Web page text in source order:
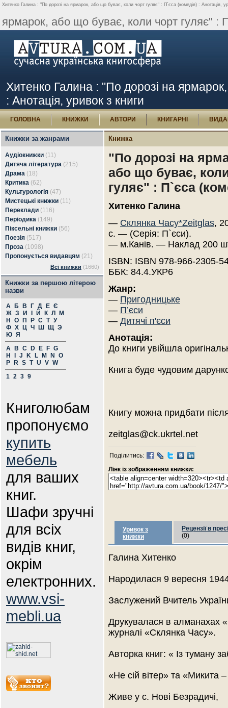
Хитенко Галина : "По дорозі на ярмарок, або що буває, коли чорт гуляє" : П`єса (комедія) : Анотація,
ярмарок, або що буває, коли чорт гуляє" :
Хитенко Галина : "По дорозі на
: Анотація, уривок з книги
ГОЛОВНА КНИЖКИ АВТОРИ КНИГАРНІ
Книжки за жанрами
Аудіокнижки (11)
Дитяча література (215)
Драма (18)
Критика (62)
Культурологія (47)
Мистецькі книжки (11)
Переклади (116)
Періодика (149)
Піксельні книжки (56)
Поезія (517)
Проза (1098)
Пропонується видавцям (21)
Всі книжки (1660)
Книжки за першою літерою
назви
А Б В Г Д Е Є
Ж З И Й К Л
М
Н
О П Р С Т У
Ф Х Ц Ч Ш Щ Э
Ю Я
A
B C D E F G
H
J K L M N
O
P
R S T U V W
1 2 3 9
Книголюбам
пропонуємо
купить
мебель
для ваших
книг.
Шафи зручні
для всіх
видів книг,
окрім
електронних.
www.vsi-
mebli.ua
Книжка
"По дорозі на
або що буває,
гуляє" : П`єса
Хитенко Галина
— Склянка Часу*Zeitglas,
с. — (Серія: П`єси).
— м.Канів. — Наклад 200
ISBN: ISBN 978-966-2305-
ББК: 84.4.УКР6
Жанр:
— Пригодницьке
— П’єси
— Дитячі п'єси
Анотація:
До книги увійшла
Книга буде чудовим
Книгу можна придбати
zeitglas@ck.ukrtel.net
Поділитись:
Лінк із зображенням книжки:
Уривок з
книжки
Рецензії в пресі
(0)
Галина Хитенко
Народилася 9 вересня
Заслужений Вчитель
Друкувалася в алманахах
журналі «Склянка Часу».
Авторка книг: « Із туману
«Не сій вітер» та «Микита
Живе у с. Нові Безрадичі,